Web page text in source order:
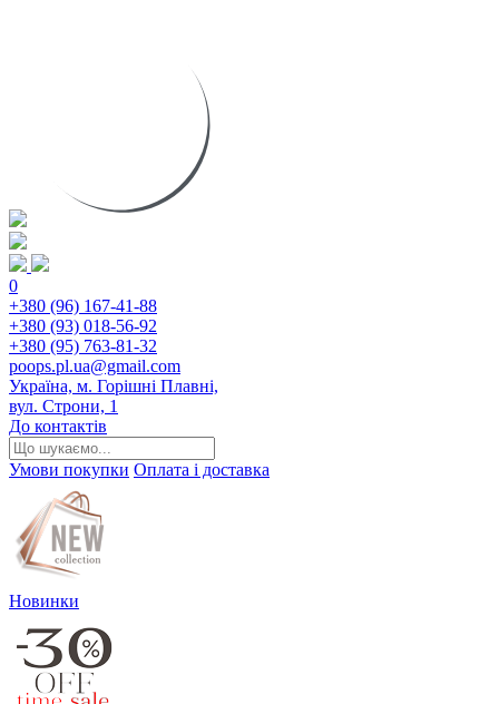
0
+380 (96) 167-41-88
+380 (93) 018-56-92
+380 (95) 763-81-32
poops.pl.ua@gmail.com
Україна, м. Горішні Плавні,
вул. Строни, 1
До контактів
Умови покупки Оплата і доставка
Новинки